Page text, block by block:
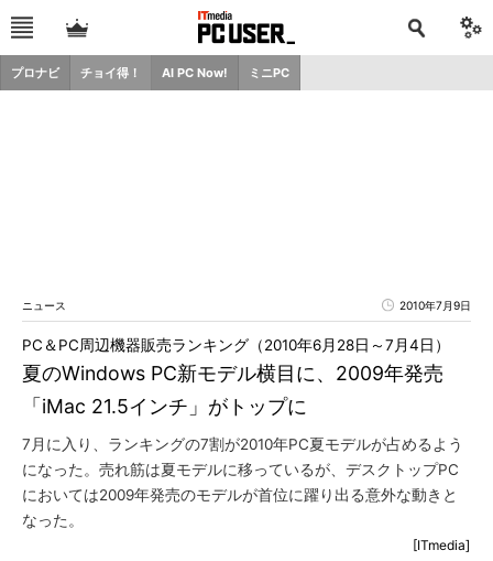
プロナビ チョイ得！ AI PC Now! ミニPC
ニュース 2010年7月9日
夏のWindows PC新モデル横目に、2009年発売
「iMac 21.5インチ」がトップに
PC＆PC周辺機器販売ランキング（2010年6月28日～7月4日）
7月に入り、ランキングの7割が2010年PC夏モデルが占めるよう
になった。売れ筋は夏モデルに移っているが、デスクトップPC
においては2009年発売のモデルが首位に躍り出る意外な動きと
なった。
[ITmedia]